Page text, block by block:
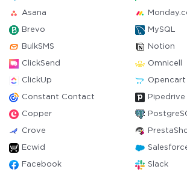
Asana
Brevo MySQL
BulkSMS Notion
ClickSend Omnicell
ClickUp Opencart
Constant Contact Pipedrive
Copper
Crove
Ecwid
Facebook Slack